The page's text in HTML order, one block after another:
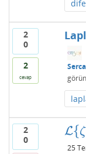
2
0
2
cevap
2
0
L{ζ
L{ζ (t
25